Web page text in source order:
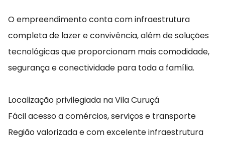
O empreendimento conta com infraestrutura
completa de lazer e convivência, além de soluções
tecnológicas que proporcionam mais comodidade,
segurança e conectividade para toda a família.
Localização privilegiada na Vila Curuçá
Fácil acesso a comércios, serviços e transporte
Região valorizada e com excelente infraestrutura